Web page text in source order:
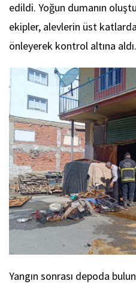
edildi. Yoğun dumanın
ekipler, alevlerin üst
önleyerek kontrol altına aldı.
Yangın sonrası depoda